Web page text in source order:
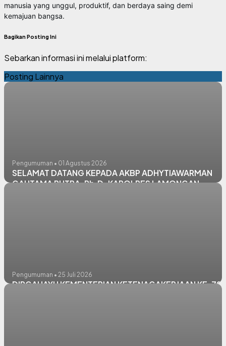
manusia yang unggul, produktif, dan berdaya saing demi
kemajuan bangsa.
Bagikan Posting Ini
Sebarkan informasi ini melalui platform:
Posting Lainnya
Pengumuman • 01 Agustus 2026
SELAMAT DATANG KEPADA AKBP ADHYTIAWARMAN
GAUTAMA PUTRA, Ph.D. KAPOLRES LAMONGAN
Pengumuman • 25 Juli 2026
DIRGAHAYU KEMENTERIAN KETENAGAKERJAAN KE-79